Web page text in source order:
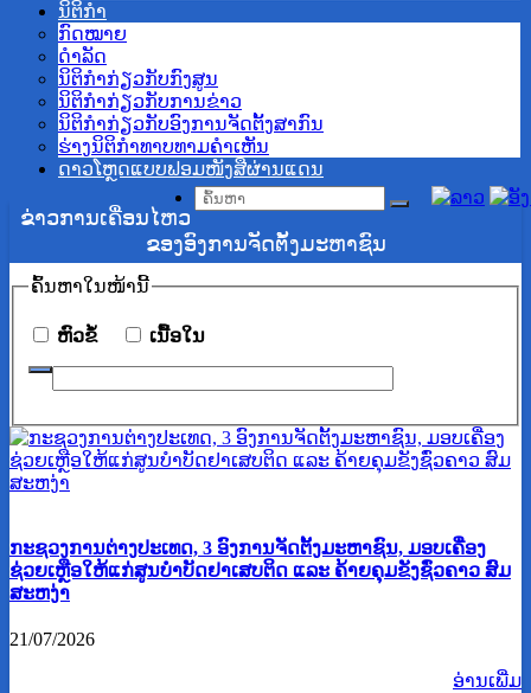
ນິຕິກຳ
ກົດໝາຍ
ດໍາລັດ
ນິຕິກຳກ່ຽວກັບກົງສູນ
ນິຕິກຳກ່ຽວກັບການຂ່າວ
ນິຕິກຳກ່ຽວກັບອົງການຈັດຕັ້ງສາກົນ
ຮ່າງນິຕິກໍາທາບທາມຄໍາເຫັນ
ດາວໂຫຼດແບບຟອມໜັງສືຜ່ານແດນ
ຂ່າວການເຄື່ອນໄຫວ
ຂອງອົງການຈັດຕັ້ງມະຫາຊົນ
ຄົ້ນ​ຫາ​ໃນ​ໜ້ານີ້
​ຫົວ​ຂໍ້ ​ເນື້ອ​ໃນ
ກະຊວງການຕ່າງປະເທດ, 3 ອົງການຈັດຕັ້ງມະຫາຊົນ, ມອບເຄື່ອງ
ຊ່ວຍເຫຼືອໃຫ້ແກ່ສູນບໍາບັດຢາເສບຕິດ ແລະ ຄ້າຍຄຸມຂັງຊົ່ວຄາວ ສົມ
ສະຫງ່າ
21/07/2026
ອ່ານ​ເພີ່ມ